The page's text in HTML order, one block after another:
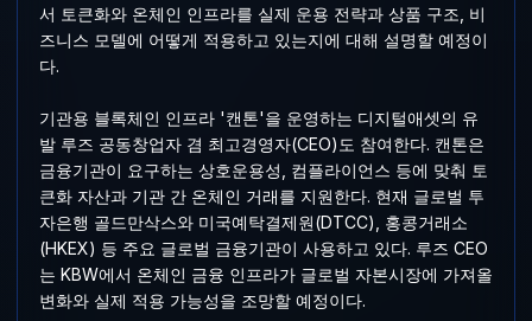
서 토큰화와 온체인 인프라를 실제 운용 전략과 상품 구조, 비
즈니스 모델에 어떻게 적용하고 있는지에 대해 설명할 예정이
다.
기관용 블록체인 인프라 '캔톤'을 운영하는 디지털애셋의 유
발 루즈 공동창업자 겸 최고경영자(CEO)도 참여한다. 캔톤은
금융기관이 요구하는 상호운용성, 컴플라이언스 등에 맞춰 토
큰화 자산과 기관 간 온체인 거래를 지원한다. 현재 글로벌 투
자은행 골드만삭스와 미국예탁결제원(DTCC), 홍콩거래소
(HKEX) 등 주요 글로벌 금융기관이 사용하고 있다. 루즈 CEO
는 KBW에서 온체인 금융 인프라가 글로벌 자본시장에 가져올
변화와 실제 적용 가능성을 조망할 예정이다.